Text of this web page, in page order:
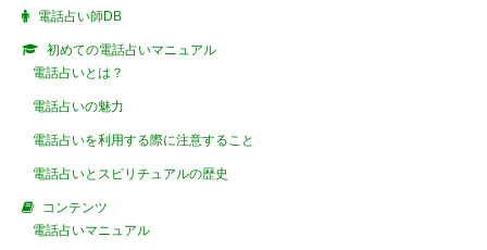
電話占い師DB
初めての電話占いマニュアル
電話占いとは？
電話占いの魅力
電話占いを利用する際に注意すること
電話占いとスピリチュアルの歴史
コンテンツ
電話占いマニュアル